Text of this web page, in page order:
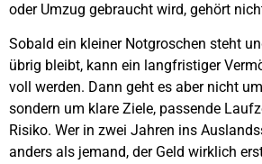
oder Umzug gebraucht wird, gehört
Sobald ein klei­ner Not­gro­schen steht
übrig bleibt, kann ein lang­fris­ti­ger
voll wer­den. Dann geht es aber nicht
son­dern um kla­re Zie­le, pas­sen­de
Risi­ko. Wer in zwei Jah­ren ins
anders als jemand, der Geld wirk­lich